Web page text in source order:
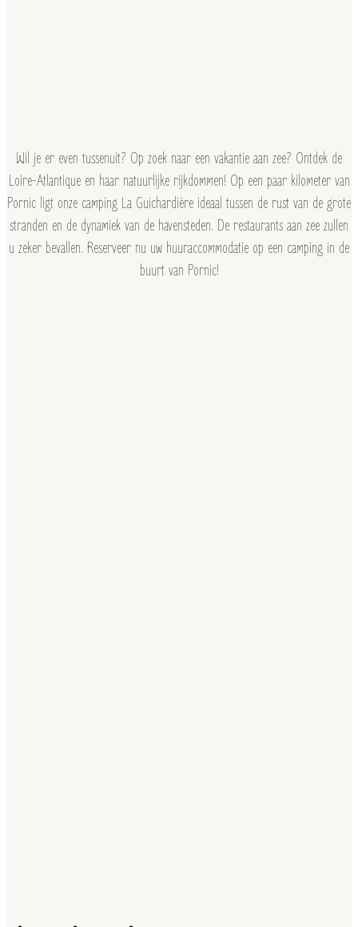
Wil je er even tussenuit? Op zoek naar een vakantie aan zee? Ontdek de
Loire-Atlantique en haar natuurlijke rijkdommen! Op een paar kilometer van
Pornic ligt onze camping La Guichardière ideaal tussen de rust van de grote
stranden en de dynamiek van de havensteden. De restaurants aan zee zullen
u zeker bevallen. Reserveer nu uw huuraccommodatie op een camping in de
buurt van Pornic!